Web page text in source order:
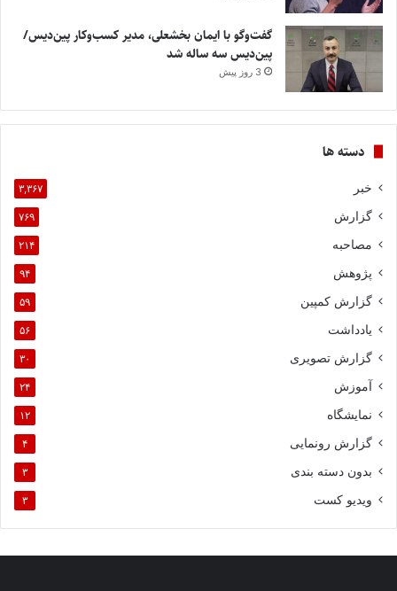
گفت‌وگو با ایمان بخشعلی، مدیر کسب‌وکار پین‌دیس/
پین‌دیس سه ساله شد
3 روز پیش
دسته ها
خبر ۳,۳۶۷
گزارش ۷۶۹
مصاحبه ۲۱۴
پژوهش ۹۴
گزارش کمپین ۵۹
یادداشت ۵۶
گزارش تصویری ۳۰
آموزش ۲۴
نمایشگاه ۱۲
گزارش رونمایی ۴
بدون دسته بندی ۳
ویدیو کست ۳